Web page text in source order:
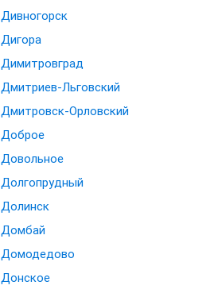
Дивногорск
Дигора
Димитровград
Дмитриев-Льговский
Дмитровск-Орловский
Доброе
Довольное
Долгопрудный
Долинск
Домбай
Домодедово
Донское